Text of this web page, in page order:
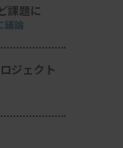
課題に
議論
ジェクト